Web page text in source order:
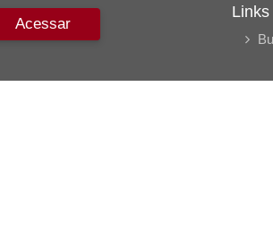
Acessar